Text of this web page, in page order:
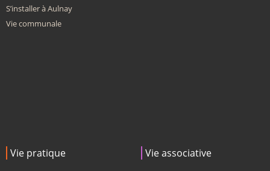
S’installer à Aulnay
Vie communale
Vie pratique Vie associative